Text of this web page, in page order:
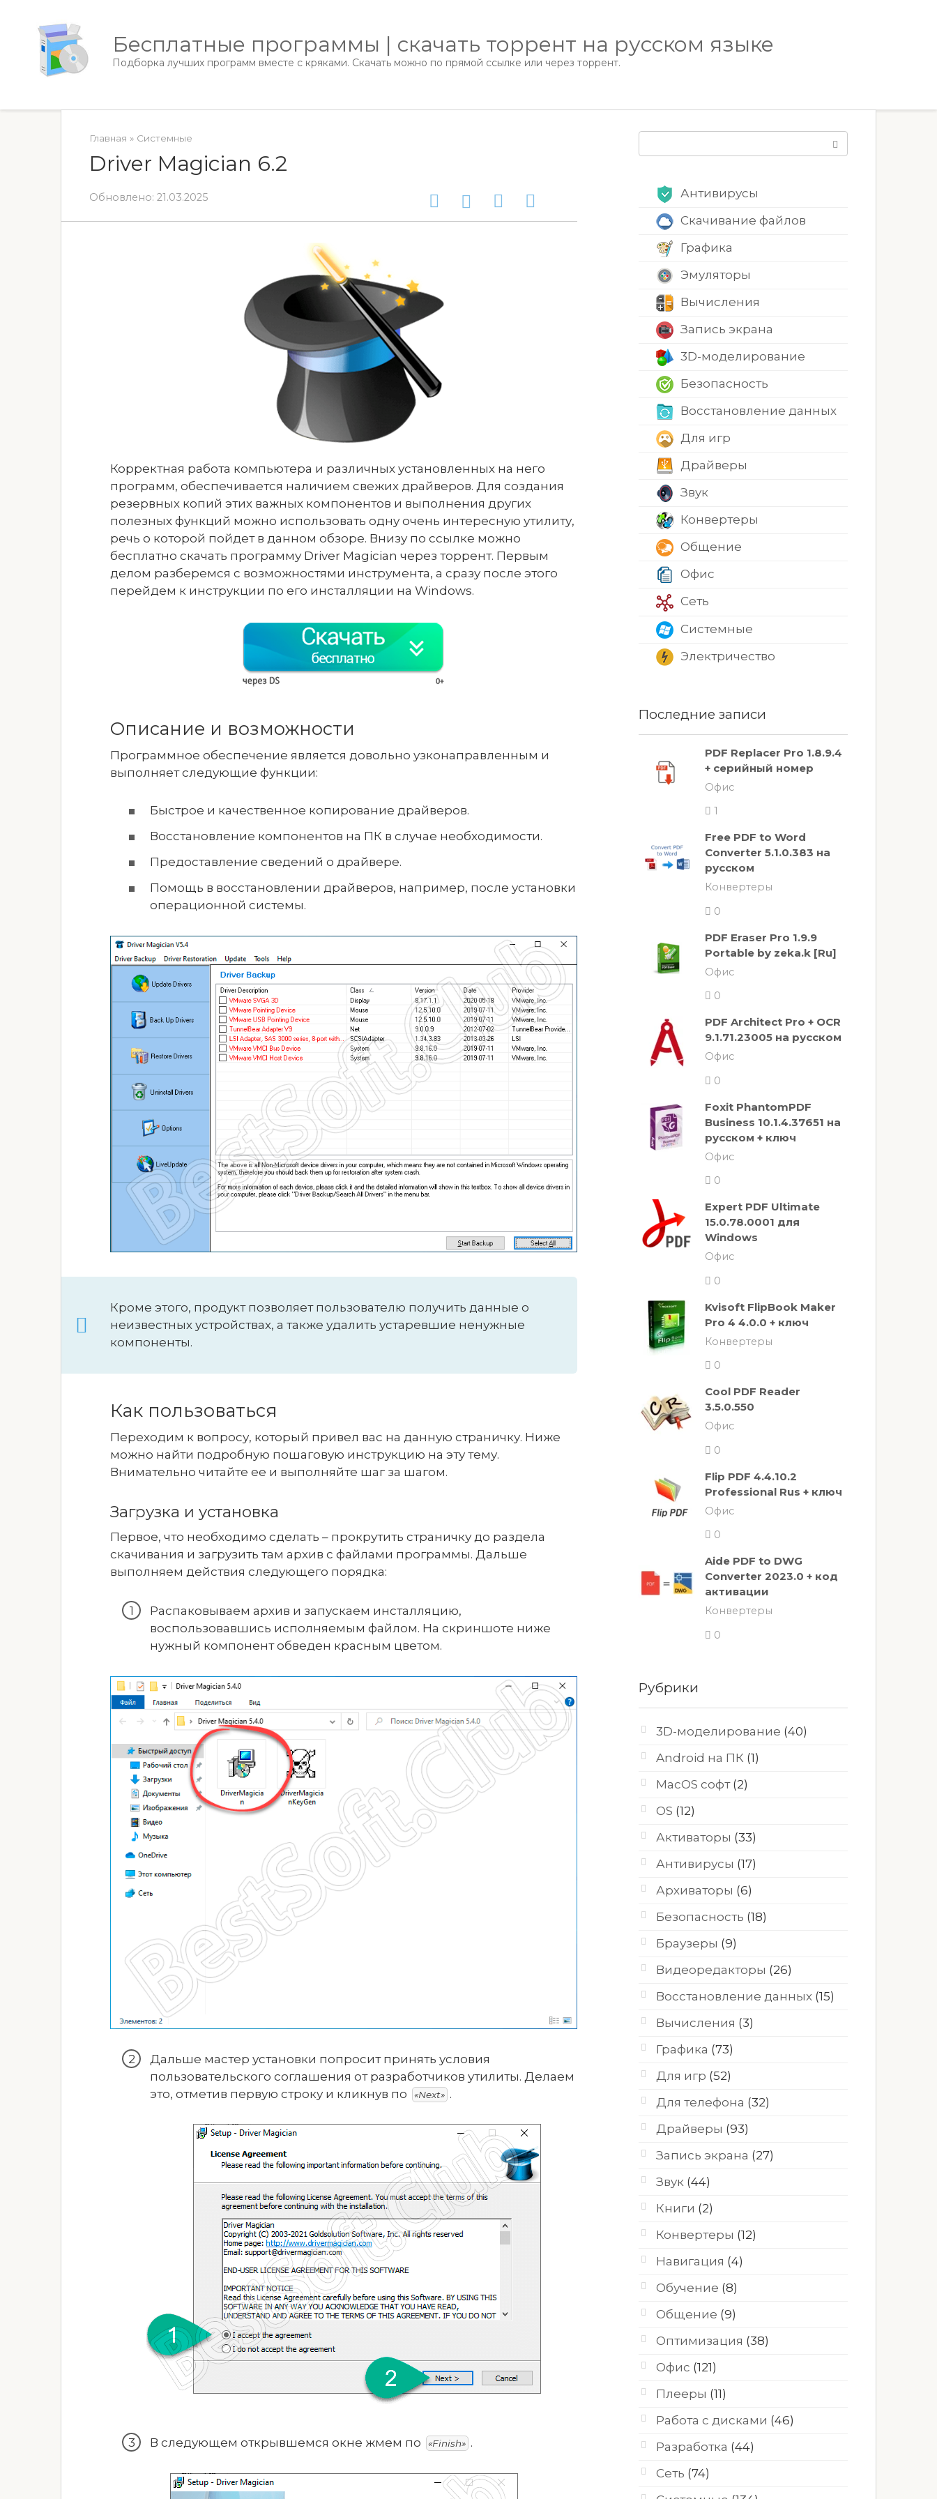
контенту
Бесплатные программы | скачать торрент на русском языке
Подборка лучших программ вместе с кряками. Скачать можно по прямой ссылке или через торрент.
Главная » Системные
Driver Magician 6.2
Обновлено: 21.03.2025
Корректная работа компьютера и различных установленных на него
программ, обеспечивается наличием свежих драйверов. Для создания
резервных копий этих важных компонентов и выполнения других
полезных функций можно использовать одну очень интересную утилиту,
речь о которой пойдет в данном обзоре. Внизу по ссылке можно
бесплатно скачать программу Driver Magician через торрент. Первым
делом разберемся с возможностями инструмента, а сразу после этого
перейдем к инструкции по его инсталляции на Windows.
Описание и возможности
Программное обеспечение является довольно узконаправленным и
выполняет следующие функции:
Быстрое и качественное копирование драйверов.
Восстановление компонентов на ПК в случае необходимости.
Предоставление сведений о драйвере.
Помощь в восстановлении драйверов, например, после установки
операционной системы.
Кроме этого, продукт позволяет пользователю получить данные о
неизвестных устройствах, а также удалить устаревшие ненужные
компоненты.
Как пользоваться
Переходим к вопросу, который привел вас на данную страничку. Ниже
можно найти подробную пошаговую инструкцию на эту тему.
Внимательно читайте ее и выполняйте шаг за шагом.
Загрузка и установка
Первое, что необходимо сделать – прокрутить страничку до раздела
скачивания и загрузить там архив с файлами программы. Дальше
выполняем действия следующего порядка:
Распаковываем архив и запускаем инсталляцию,
воспользовавшись исполняемым файлом. На скриншоте ниже
нужный компонент обведен красным цветом.
Дальше мастер установки попросит принять условия
пользовательского соглашения от разработчиков утилиты. Делаем
это, отметив первую строку и кликнув по
«Next» .
В следующем открывшемся окне жмем по «Finish» .
Антивирусы
Скачивание файлов
Графика
Эмуляторы
Вычисления
Запись экрана
3D-моделирование
Безопасность
Восстановление данных
Для игр
Драйверы
Звук
Конвертеры
Общение
Офис
Сеть
Системные
Электричество
Последние записи
PDF Replacer Pro 1.8.9.4
+ серийный номер
Офис
1
Free PDF to Word
Converter 5.1.0.383 на
русском
Конвертеры
0
PDF Eraser Pro 1.9.9
Portable by zeka.k [Ru]
Офис
0
PDF Architect Pro + OCR
9.1.71.23005 на русском
Офис
0
Foxit PhantomPDF
Business 10.1.4.37651 на
русском + ключ
Офис
0
Expert PDF Ultimate
15.0.78.0001 для
Windows
Офис
0
Kvisoft FlipBook Maker
Pro 4 4.0.0 + ключ
Конвертеры
0
Cool PDF Reader
3.5.0.550
Офис
0
Flip PDF 4.4.10.2
Professional Rus + ключ
Офис
0
Aide PDF to DWG
Converter 2023.0 + код
активации
Конвертеры
0
Рубрики
3D-моделирование (40)
Android на ПК (1)
MacOS софт(2)
OS (12)
Активаторы (33)
Антивирусы (17)
Архиваторы (6)
Безопасность (18)
Браузеры (9)
Видеоредакторы (26)
Восстановление данных (15)
Вычисления (3)
Графика (73)
Для игр (52)
Для телефона (32)
Драйверы (93)
Запись экрана (27)
Звук (44)
Книги (2)
Конвертеры (12)
Навигация (4)
Обучение (8)
Общение (9)
Оптимизация (38)
Офис (121)
Плееры (11)
Работа с дисками (46)
Разработка (44)
Сеть (74)